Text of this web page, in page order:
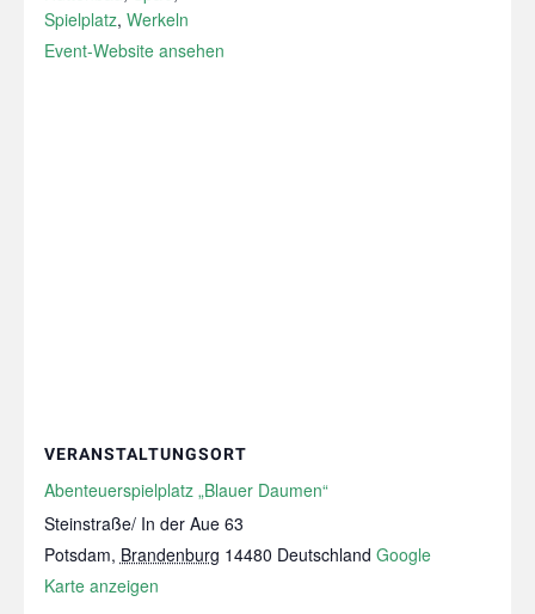
Spielplatz, Werkeln
Event-Website ansehen
VERANSTALTUNGSORT
Abenteuerspielplatz „Blauer Daumen“
Steinstraße/ In der Aue 63
Potsdam, Brandenburg 14480 Deutschland Google
Karte anzeigen